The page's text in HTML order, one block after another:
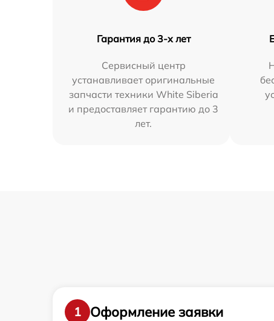
Гарантия до 3-х лет
Сервисный центр
устанавливает оригинальные
запчасти техники White Siberia
и предоставляет гарантию до 3
лет.
1
Оформление заявки